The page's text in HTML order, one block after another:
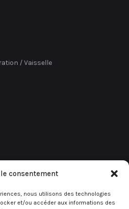
consentement
nous utilisons des technologies
et/ou accéder aux informations des
/ Vaisselle